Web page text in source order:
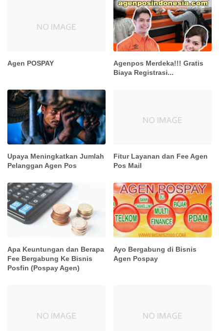
Agen POSPAY
Agenpos Merdeka!!! Gratis
Biaya Registrasi...
Upaya Meningkatkan Jumlah
Pelanggan Agen Pos
Fitur Layanan dan Fee Agen
Pos Mail
Apa Keuntungan dan Berapa
Fee Bergabung Ke Bisnis
Posfin (Pospay Agen)
Ayo Bergabung di Bisnis
Agen Pospay